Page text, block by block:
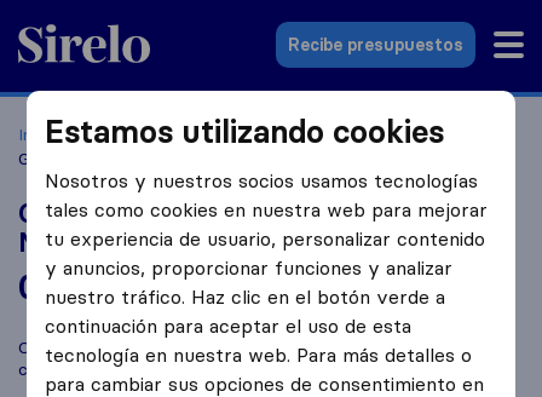
Sirelo.es
Recibe presupuestos
Inicio Empresas de mudanzas
Vilanova y La Geltru
Global Arnau Mudanzas Guardamuebles Moving S L
Global Arnau Mudanzas Guardamuebles
Moving S L
0,0 basado en0
reseñas de Sirelo y Google
i
Compara Global Arnau Mudanzas Guardamuebles Moving S L
con otrasempresas de mudanzas de Vilanova y La Geltru
Estamos utilizando cookies
Nosotros y nuestros socios usamos tecnologías
tales como cookies en nuestra web para mejorar
tu experiencia de usuario, personalizar contenido
y anuncios, proporcionar funciones y analizar
nuestro tráfico. Haz clic en el botón verde a
continuación para aceptar el uso de esta
tecnología en nuestra web. Para más detalles o
para cambiar sus opciones de consentimiento en